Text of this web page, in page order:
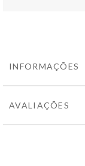
INFORMAÇÕES
AVALIAÇÕES